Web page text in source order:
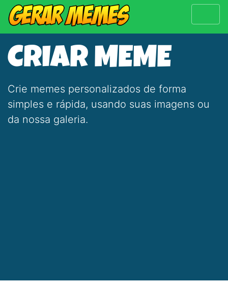
CRIAR MEME
Crie memes personalizados de forma
simples e rápida, usando suas imagens ou
da nossa galeria.